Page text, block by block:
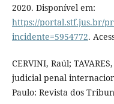
2020. Disponível em:
https://portal.stf.jus.br/
incidente=5954772.
CERVINI, Raúl;
judicial penal
Paulo: Revista dos